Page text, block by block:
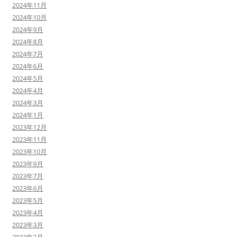
2024年11月
2024年10月
2024年9月
2024年8月
2024年7月
2024年6月
2024年5月
2024年4月
2024年3月
2024年1月
2023年12月
2023年11月
2023年10月
2023年9月
2023年7月
2023年6月
2023年5月
2023年4月
2023年3月